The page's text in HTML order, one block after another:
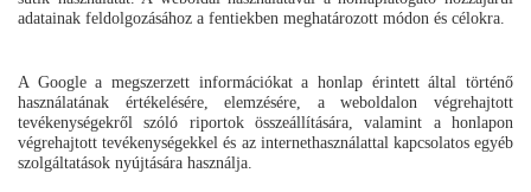
adatainak feldolgozásához a fentiekben meghatározott módon és célokra.
A Google a megszerzett információkat a honlap érintett által történő
használatának értékelésére, elemzésére, a weboldalon végrehajtott
tevékenységekről szóló riportok összeállítására, valamint a honlapon
végrehajtott tevékenységekkel és az internethasználattal kapcsolatos egyéb
szolgáltatások nyújtására használja.